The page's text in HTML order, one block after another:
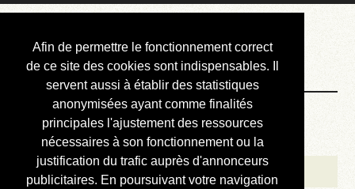
Afin de permettre le fonctionnement correct
de ce site des cookies sont indispensables. Il
servent aussi à établir des statistiques
anonymisées ayant comme finalités
principales l'ajustement des ressources
nécessaires à son fonctionnement ou la
justification du trafic auprès d'annonceurs
publicitaires. En poursuivant votre navigation
Courbis, « LE »
Blog Officiel
Bienvenue
Réalisations
Divers (et d’été)